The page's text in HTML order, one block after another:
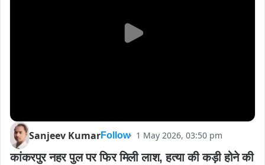
Sanjeev KumarFollow 1 May 2026, 03:50 pm
कांकरपुर नहर पुल पर फिर मिली लाश, हत्या की कड़ी होने की